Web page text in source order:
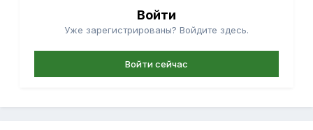
Войти
Уже зарегистрированы? Войдите здесь.
Войти сейчас